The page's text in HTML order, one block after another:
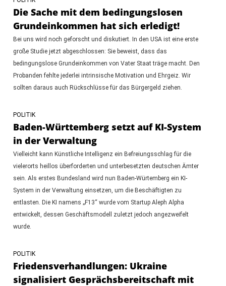
Die Sache mit dem bedingungslosen
Grundeinkommen hat sich erledigt!
Bei uns wird noch geforscht und diskutiert. In den USA ist eine erste
große Studie jetzt abgeschlossen: Sie beweist, dass das
bedingungslose Grundeinkommen von Vater Staat träge macht. Den
Probanden fehlte jederlei intrinsische Motivation und Ehrgeiz. Wir
sollten daraus auch Rückschlüsse für das Bürgergeld ziehen.
POLITIK
Baden-Württemberg setzt auf KI-System
in der Verwaltung
Vielleicht kann Künstliche Intelligenz ein Befreiungsschlag für die
vielerorts heillos überforderten und unterbesetzten deutschen Ämter
sein. Als erstes Bundesland wird nun Baden-Würtemberg ein KI-
System in der Verwaltung einsetzen, um die Beschäftigten zu
entlasten. Die KI namens „F13“ wurde vom Startup Aleph Alpha
entwickelt, dessen Geschäftsmodell zuletzt jedoch angezweifelt
wurde.
POLITIK
Friedensverhandlungen: Ukraine
signalisiert Gesprächsbereitschaft mit